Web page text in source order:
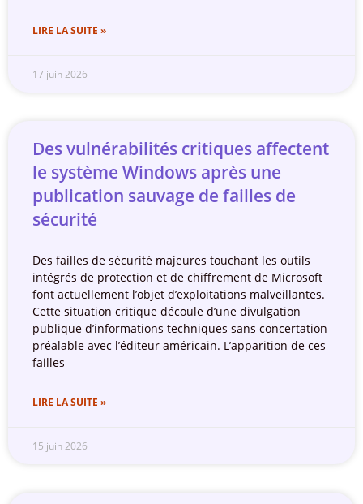
LIRE LA SUITE »
17 juin 2026
Des vulnérabilités critiques affectent
le système Windows après une
publication sauvage de failles de
sécurité
Des failles de sécurité majeures touchant les outils
intégrés de protection et de chiffrement de Microsoft
font actuellement l’objet d’exploitations malveillantes.
Cette situation critique découle d’une divulgation
publique d’informations techniques sans concertation
préalable avec l’éditeur américain. L’apparition de ces
failles
LIRE LA SUITE »
15 juin 2026